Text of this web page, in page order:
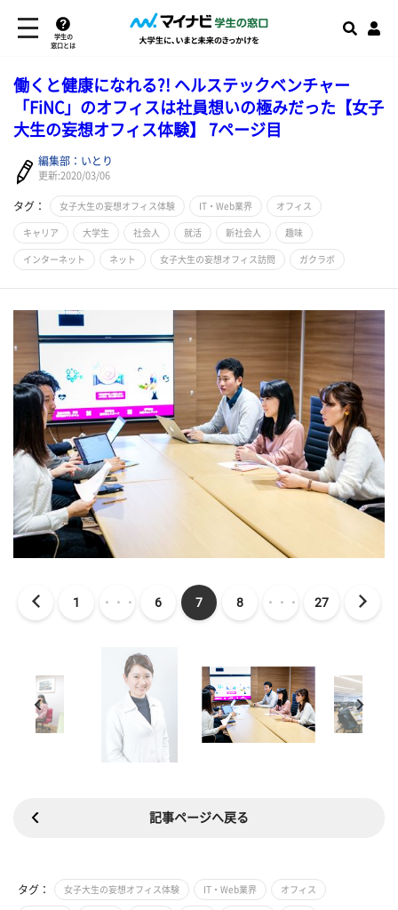
学生の
窓口とは
働くと健康になれる?! ヘルステックベンチャー
「FiNC」のオフィスは社員想いの極みだった【女子
大生の妄想オフィス体験】 7ページ目
編集部：いとり
更新:2020/03/06
タグ： 女子大生の妄想オフィス体験 IT・Web業界 オフィス
キャリア 大学生 社会人 就活 新社会人 趣味
インターネット ネット 女子大生の妄想オフィス訪問 ガクラボ
1 ・・・ 6 7 8 ・・・ 27
記事ページへ戻る
タグ： 女子大生の妄想オフィス体験 IT・Web業界 オフィス